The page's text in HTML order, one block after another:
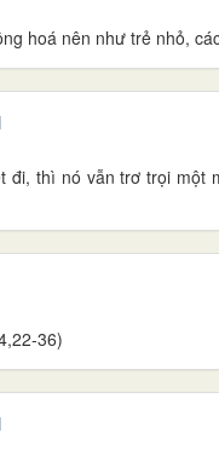
hoá nên như trẻ nhỏ,
đi, thì nó vẫn trơ trọi
36)